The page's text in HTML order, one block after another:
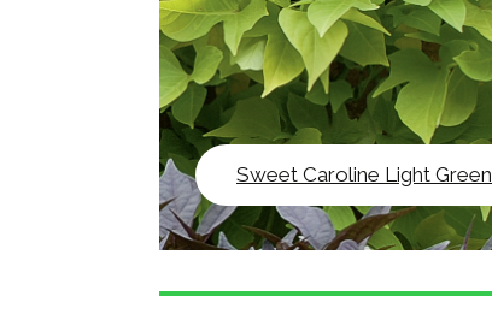
Sweet Caroline Light Green